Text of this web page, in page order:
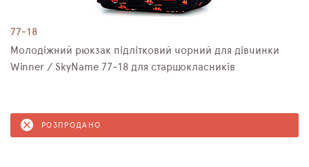
77-18
Молодіжний рюкзак підлітковий чорний для дівчинки
Winner / SkyName 77-18 для старшокласників
РОЗПРОДАНО